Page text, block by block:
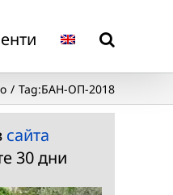
Tag:БАН-ОП-2018
сайта
30 дни